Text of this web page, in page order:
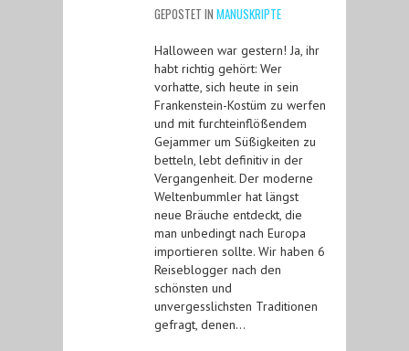
GEPOSTET IN MANUSKRIPTE
Halloween war gestern! Ja, ihr
habt richtig gehört: Wer
vorhatte, sich heute in sein
Frankenstein-Kostüm zu werfen
und mit furchteinflößendem
Gejammer um Süßigkeiten zu
betteln, lebt definitiv in der
Vergangenheit. Der moderne
Weltenbummler hat längst
neue Bräuche entdeckt, die
man unbedingt nach Europa
importieren sollte. Wir haben 6
Reiseblogger nach den
schönsten und
unvergesslichsten Traditionen
gefragt, denen…